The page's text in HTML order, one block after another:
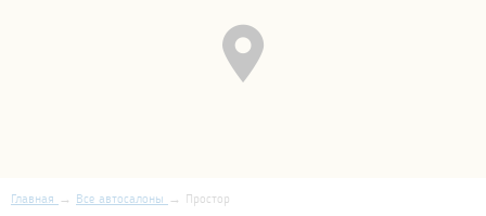
Главная Все автосалоны Простор